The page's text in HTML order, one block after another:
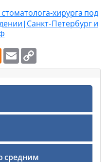
под
| Санкт-Петербург и
Odnoklassniki
Email
средним